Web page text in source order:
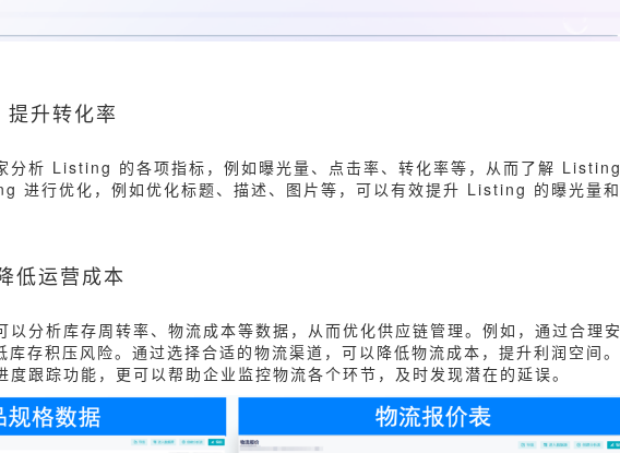
升转化率
分析 Listing 的各项指标，例如曝光量、点击率、转化率等，从而了解 Listing
进行优化，例如优化标题、描述、图片等，可以有效提升 Listing 的曝光量和
低运营成本
以分析库存周转率、物流成本等数据，从而优化供应链管理。例如，通过合理安
存积压风险。通过选择合适的物流渠道，可以降低物流成本，提升利润空间。
跟踪功能，更可以帮助企业监控物流各个环节，及时发现潜在的延误。